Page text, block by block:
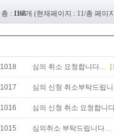
총 : 1168개 (현재페이지 : 11/총 페이
1018 심의 취소 요청합니다…
1017 심의 신청 취소부탁드립
1016 심의 신청 취소 요청합니
1015 심의취소 부탁드립니다…